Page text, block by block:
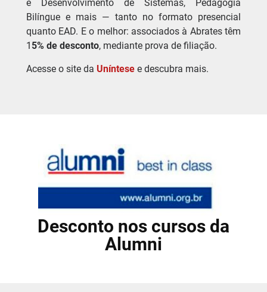
e Desenvolvimento de Sistemas, Pedagogia
Bilíngue e mais — tanto no formato presencial
quanto EAD. E o melhor: associados à Abrates têm
1 5% de desconto, mediante prova de filiação.
Acesse o site da Uníntese e descubra mais.
Desconto nos cursos da
Alumni